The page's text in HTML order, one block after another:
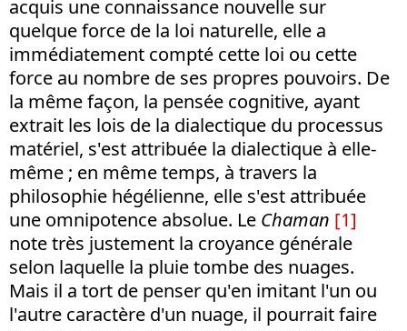
acquis une connaissance nouvelle sur
quelque force de la loi naturelle, elle a
immédiatement compté cette loi ou cette
force au nombre de ses propres pouvoirs. De
la même façon, la pensée cognitive, ayant
extrait les lois de la dialectique du processus
matériel, s'est attribuée la dialectique à elle-
même ; en même temps, à travers la
philosophie hégélienne, elle s'est attribuée
une omnipotence absolue. Le Chaman [1]
note très justement la croyance générale
selon laquelle la pluie tombe des nuages.
Mais il a tort de penser qu'en imitant l'un ou
l'autre caractère d'un nuage, il pourrait faire